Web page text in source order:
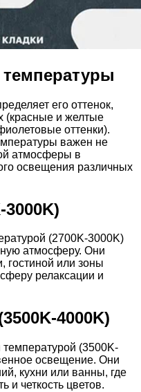
его оттенок,
(красные и желтые
оттенки).
важен не
атмосферы в
освещения различных
(2700K-3000K)
атмосферу. Они
гостиной или зоны
релаксации и
4000K)
(3500K-
освещение. Они
кухни или ванны, где
и четкость цветов.